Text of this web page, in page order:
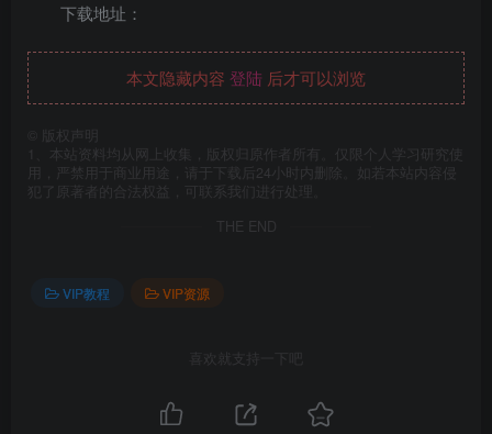
下载地址：
本文隐藏内容 登陆 后才可以浏览
版权声明
1、本站资料均从网上收集，版权归原作者所有。仅限个人学习研究使
用，严禁用于商业用途，请于下载后24小时内删除。如若本站内容侵
犯了原著者的合法权益，可联系我们进行处理。
THE END
VIP教程 VIP资源
喜欢就支持一下吧